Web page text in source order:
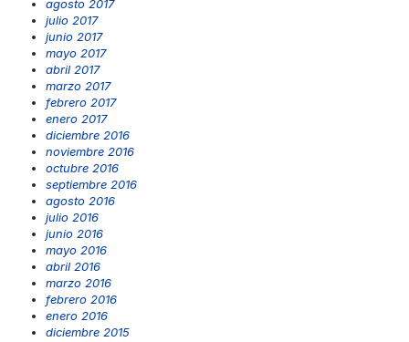
agosto 2017
julio 2017
junio 2017
mayo 2017
abril 2017
marzo 2017
febrero 2017
enero 2017
diciembre 2016
noviembre 2016
octubre 2016
septiembre 2016
agosto 2016
julio 2016
junio 2016
mayo 2016
abril 2016
marzo 2016
febrero 2016
enero 2016
diciembre 2015